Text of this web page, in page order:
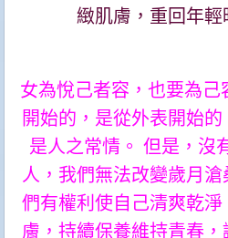
緻肌膚，重回年
女為悅己者容，也要為
開始的，是從外表開始
是人之常情。 但是，沒
人，我們無法改變歲月滄
們有權利使自己清爽乾
膚，持續保養維持青春